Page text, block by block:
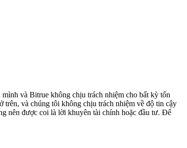
và Bitrue không chịu trách nhiệm cho bất kỳ tổn
trên, và chúng tôi không chịu trách nhiệm về độ tin cậy
nên được coi là lời khuyên tài chính hoặc đầu tư. Để